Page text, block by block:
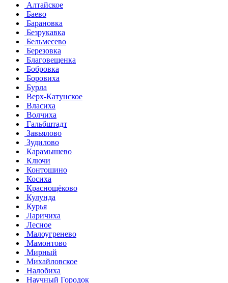
Алтайское
Баево
Барановка
Безрукавка
Бельмесево
Березовка
Благовещенка
Бобровка
Боровиха
Бурла
Верх-Катунское
Власиха
Волчиха
Гальбштадт
Завьялово
Зудилово
Карамышево
Ключи
Контошино
Косиха
Краснощёково
Кулунда
Курья
Ларичиха
Лесное
Малоугренево
Мамонтово
Мирный
Михайловское
Налобиха
Научный Городок